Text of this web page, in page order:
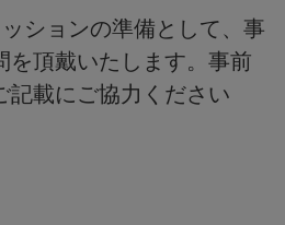
ションの準備として、事
を頂戴いたします。事前
記載にご協力ください